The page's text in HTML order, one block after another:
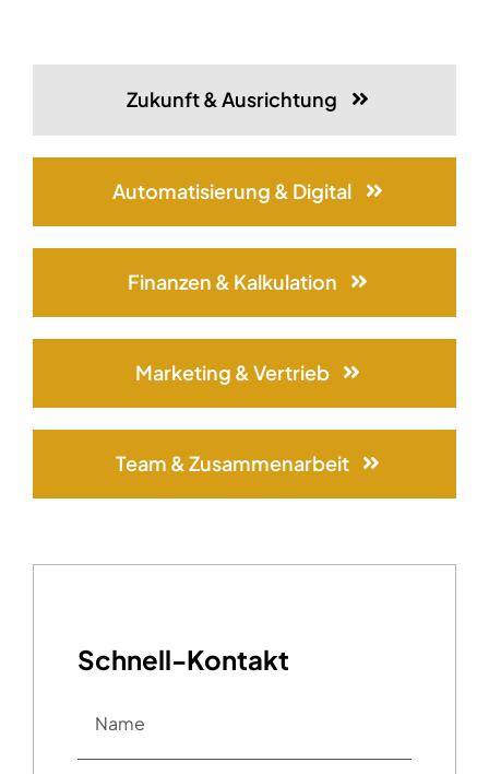
Zukunft & Ausrichtung
Automatisierung & Digital
Finanzen & Kalkulation
Marketing & Vertrieb
Team & Zusammenarbeit
Schnell-Kontakt